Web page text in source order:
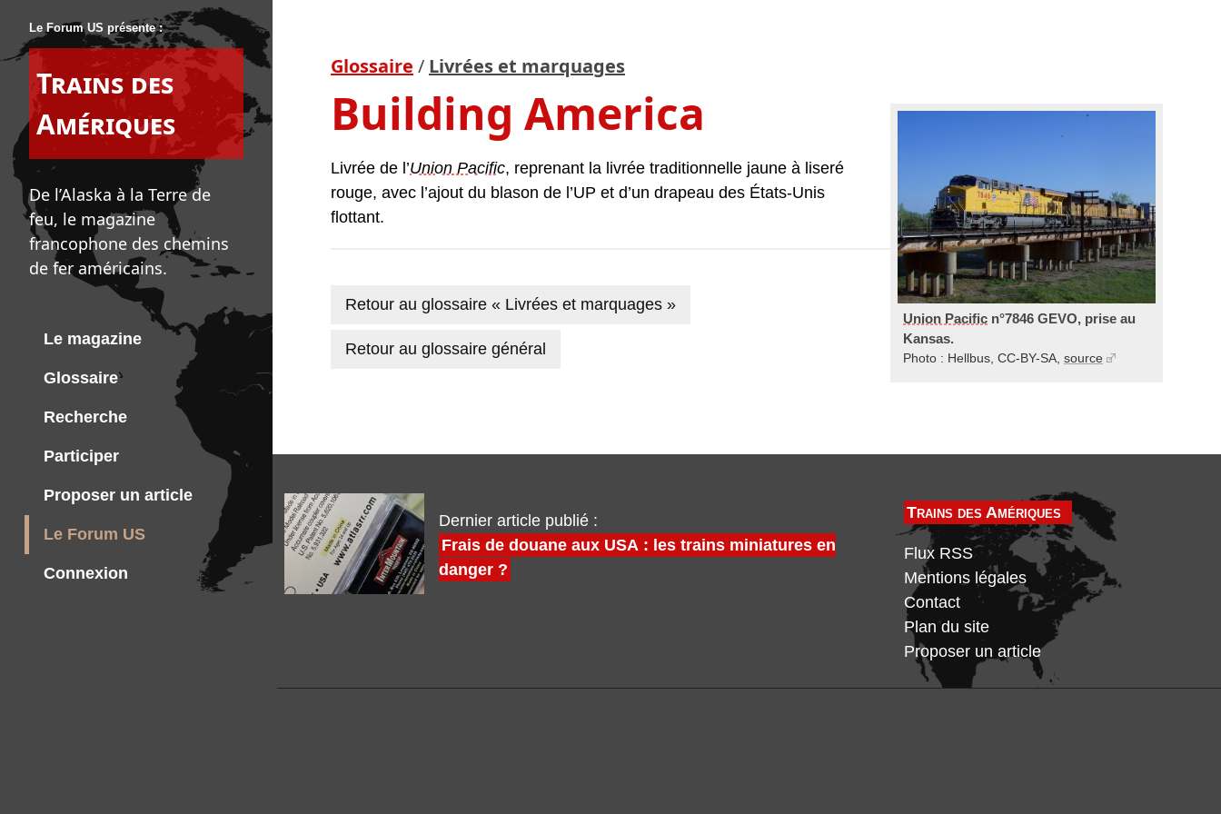
Le Forum US présente :
Trains des
Amériques
De l’Alaska à la Terre de
feu, le magazine
francophone des chemins
de fer américains.
Le magazine
Glossaire
Recherche
Participer
Proposer un article
Le Forum US
Connexion
Glossaire / Livrées et marquages
Union Pacific n°7846 GEVO, prise au
Kansas.
Photo : Hellbus, CC-BY-SA, source
Building America
Livrée de l’Union Pacific, reprenant la livrée traditionnelle jaune à liseré
rouge, avec l’ajout du blason de l’UP et d’un drapeau des États-Unis
flottant.
Retour au glossaire « Livrées et marquages »
Retour au glossaire général
Dernier article publié :
Frais de douane aux USA : les trains miniatures en
danger ?
Trains des Amériques
Flux RSS
Mentions légales
Contact
Plan du site
Proposer un article